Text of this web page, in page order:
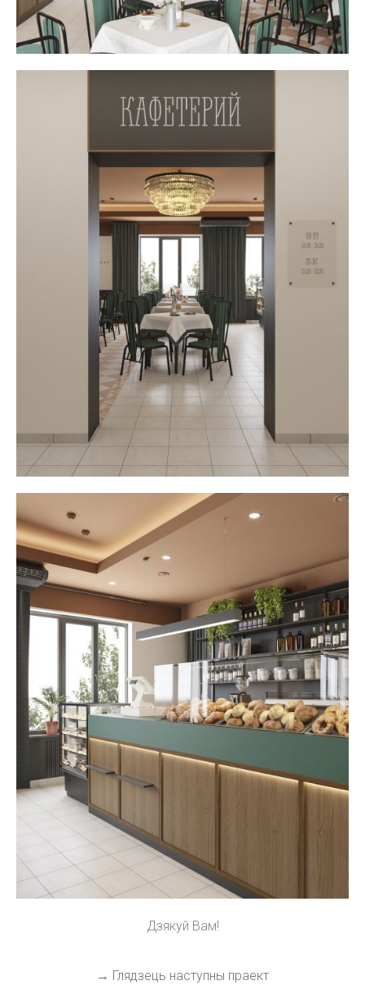
Дзякуй Вам!
→ Глядзець наступны праект